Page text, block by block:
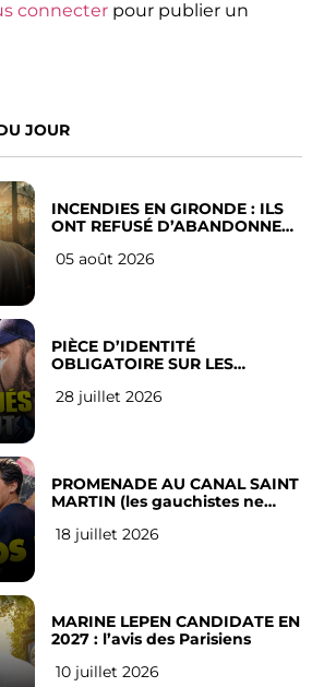
connecter pour publier un
JOUR
INCENDIES EN GIRONDE : ILS
ONT REFUSÉ D’ABANDONNER
05 août 2026
PIÈCE D’IDENTITÉ
OBLIGATOIRE SUR LES
Français
28 juillet 2026
PROMENADE AU CANAL SAINT
MARTIN (les gauchistes ne
18 juillet 2026
MARINE LEPEN CANDIDATE EN
2027 : l’avis des Parisiens
10 juillet 2026